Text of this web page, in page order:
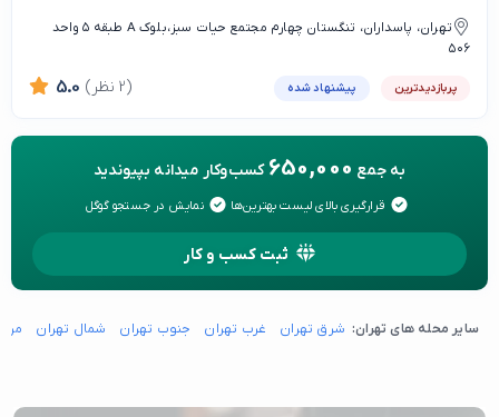
تهران، پاسداران، تنگستان چهارم مجتمع حیات سبز،بلوک A طبقه ۵ واحد
۵۰۶
پربازدیدترین پیشنهاد شده 5.0 (2 نظر)
به جمع 650,000 کسب‌وکار میدانه بپیوندید
قرارگیری بالای لیست بهترین‌ها نمایش در جستجو گوگل
ثبت کسب و کار
سایر محله های تهران: شرق تهران غرب تهران جنوب تهران شمال تهران